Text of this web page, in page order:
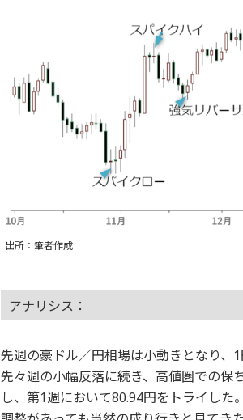
出所：筆者作成
アナリシス：
先週の豪ドル／円相場は小動きとなり、
先々週の小幅反落に続き、高値圏での保
し、第1週において80.94円をトライし